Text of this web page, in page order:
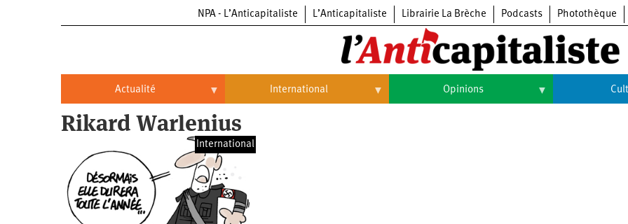
NPA - L’Anticapitaliste L’Anticapitaliste Librairie La Brèche Podcasts Photothèque
Actualité
Actualité
Politique
Entreprises
Entreprises
Oppressions
International
Brésil
États-
Unis
Opinions
Rikard Warlenius
International